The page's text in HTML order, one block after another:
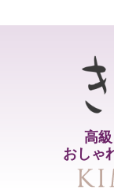
高
おしゃ